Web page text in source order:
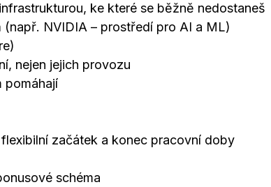
ke které se běžně nedostaneš
NVIDIA – prostředí pro AI a ML)
nejen jejich provozu
pomáhají
začátek a konec pracovní doby
schéma